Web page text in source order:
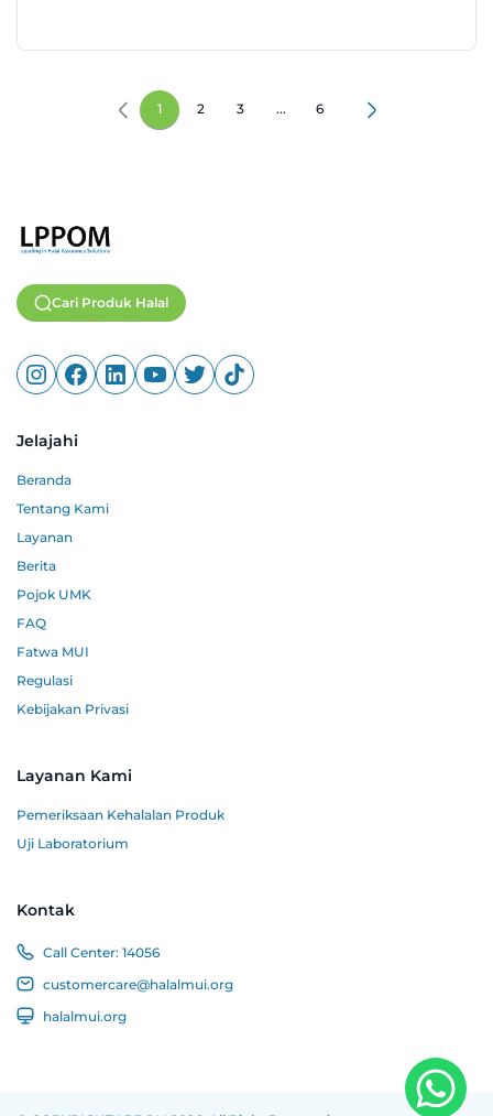
1 2 3 ... 6
Cari Produk Halal
Jelajahi
Beranda
Tentang Kami
Layanan
Berita
Pojok UMK
FAQ
Fatwa MUI
Regulasi
Kebijakan Privasi
Layanan Kami
Pemeriksaan Kehalalan Produk
Uji Laboratorium
Kontak
Call Center: 14056
customercare@halalmui.org
halalmui.org